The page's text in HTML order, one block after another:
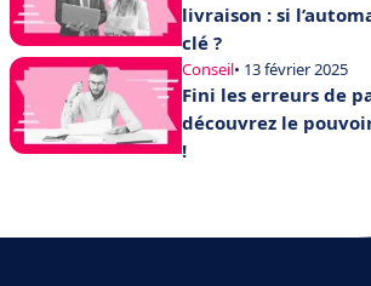
livraison : si
clé ?
Conseil• 13 février 2025
Fini les erreurs de
découvrez le
!